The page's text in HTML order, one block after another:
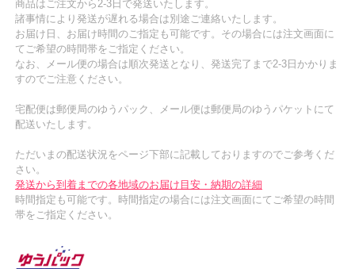
商品はご注文から2-3日で発送いたします。
諸事情により発送が遅れる場合は別途ご連絡いたします。
お届け日、お届け時間のご指定も可能です。その場合には注文画面に
てご希望の時間帯をご指定ください。
なお、メール便の場合は順次発送となり、発送完了まで2-3日かかりま
すのでご注意ください。
宅配便は郵便局のゆうパック、メール便は郵便局のゆうパケットにて
配送いたします。
ただいまの配送状況をページ下部に記載しておりますのでご参考くだ
さい。
発送から到着までの各地域のお届け目安・納期の詳細
時間指定も可能です。時間指定の場合には注文画面にてご希望の時間
帯をご指定ください。